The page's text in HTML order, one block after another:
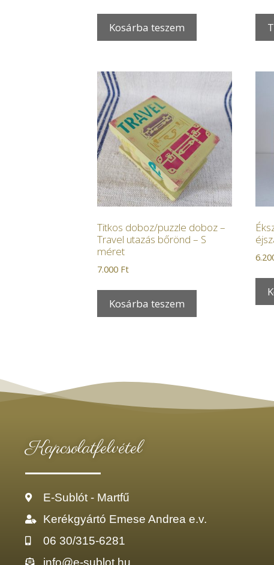
Kosárba teszem
Titkos doboz/puzzle doboz –
Travel utazás bőrönd – S
méret
7.000 Ft
Kosárba teszem
Kapcsolatfelvétel
E-Sublót - Martfű
Kerékgyártó Emese Andrea e.v.
06 30/315-6281
info@e-sublot.hu